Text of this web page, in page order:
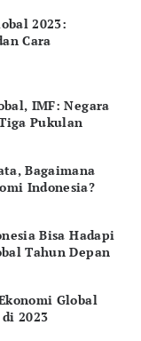
2023:
Cara
IMF: Negara
Pukulan
Bagaimana
Indonesia?
Bisa Hadapi
Tahun Depan
Global
2023